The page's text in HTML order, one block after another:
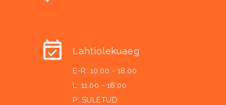
Lahtiolekuaeg
E-R: 10.00 - 18.00
L: 11.00 - 16.00
P: SULETUD